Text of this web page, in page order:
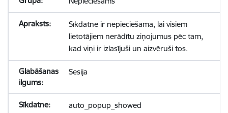
Sīkdatne ir nepieciešama, lai visiem
lietotājiem nerādītu ziņojumus pēc tam,
kad viņi ir izlasījuši un aizvēruši tos.
Sesija
auto_popup_showed